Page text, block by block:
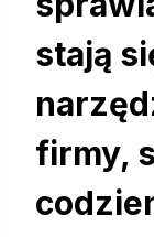
stają
firmy,